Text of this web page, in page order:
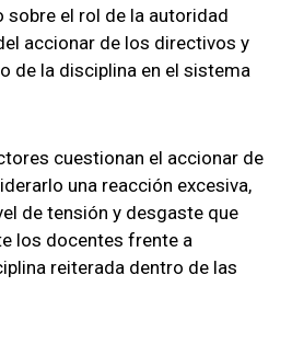
sobre el rol de la autoridad
accionar de los directivos y
de la disciplina en el sistema
cuestionan el accionar de
una reacción excesiva,
de tensión y desgaste que
los docentes frente a
reiterada dentro de las